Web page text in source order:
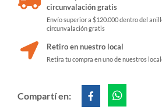
circunvalación gratis
Envío superior a $120.000 dentro del
circunvalación gratis
Retiro en nuestro local
Retira tu compra en uno de nuestros
Compartí en: